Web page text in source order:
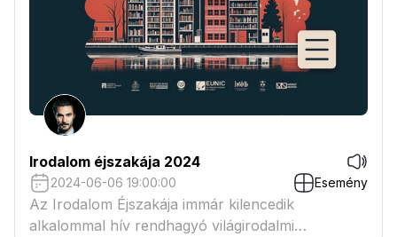
Irodalom éjszakája 2024
2024-06-06 19:00:00 Esemény
Az Irodalom Éjszakája immár kilencedik
alkalommal hív rendhagyó világirodalmi